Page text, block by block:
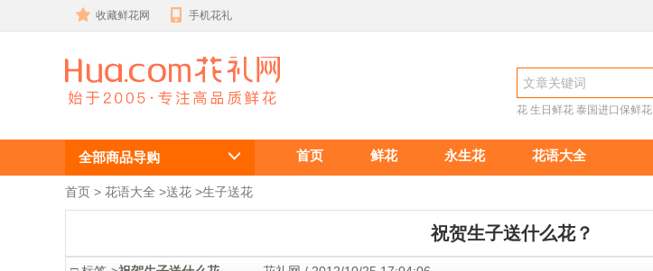
收藏鲜花网 手机花礼
生小孩送什么
花?-中国鲜花
礼品网
花 生日鲜花 泰国进口保鲜花
全部商品导购 首页 鲜花 永生花 花语大全
首页 > 花语大全 >送花 >生子送花
祝贺生子送什么花？